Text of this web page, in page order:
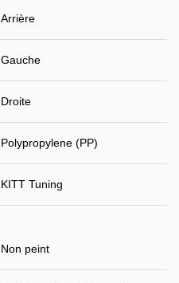
Arrière
Gauche
Droite
Polypropylene (PP)
KITT Tuning
Non peint